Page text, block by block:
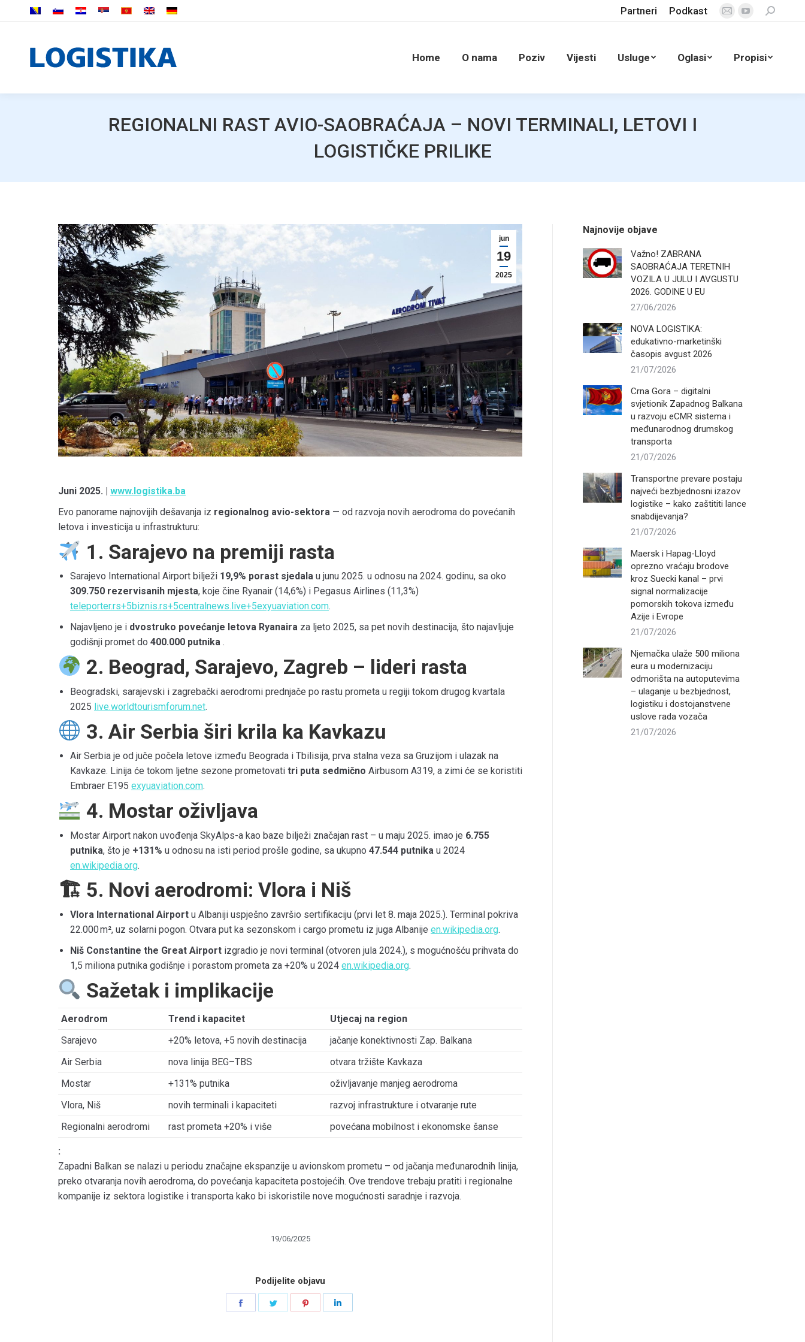
Partneri Podkast
Mail
window
YouTube
in
window
Search:
Home O nama Poziv Vijesti Usluge Oglasi Propisi
REGIONALNI RAST AVIO-SAOBRAĆAJA – NOVI TERMINALI, LETOVI I
LOGISTIČKE PRILIKE
jun
19
2025
Juni 2025. | www.logistika.ba
Evo panorame najnovijih dešavanja iz regionalnog avio-sektora — od razvoja novih aerodroma do povećanih
letova i investicija u infrastrukturu:
1. Sarajevo na premiji rasta
Sarajevo International Airport bilježi 19,9% porast sjedala u junu 2025. u odnosu na 2024. godinu, sa oko
309.750 rezervisanih mjesta, koje čine Ryanair (14,6%) i Pegasus Airlines (11,3%)
teleporter.rs+5biznis.rs+5centralnews.live+5exyuaviation.com.
Najavljeno je i dvostruko povećanje letova Ryanaira za ljeto 2025, sa pet novih destinacija, što najavljuje
godišnji promet do 400.000 putnika .
2. Beograd, Sarajevo, Zagreb – lideri rasta
Beogradski, sarajevski i zagrebački aerodromi prednjače po rastu prometa u regiji tokom drugog kvartala
2025 live.worldtourismforum.net.
3. Air Serbia širi krila ka Kavkazu
Air Serbia je od juče počela letove između Beograda i Tbilisija, prva stalna veza sa Gruzijom i ulazak na
Kavkaze. Linija će tokom ljetne sezone prometovati tri puta sedmično Airbusom A319, a zimi će se koristiti
Embraer E195 exyuaviation.com.
4. Mostar oživljava
Mostar Airport nakon uvođenja SkyAlps-a kao baze bilježi značajan rast – u maju 2025. imao je 6.755
putnika, što je +131% u odnosu na isti period prošle godine, sa ukupno 47.544 putnika u 2024
en.wikipedia.org.
🏗 5. Novi aerodromi: Vlora i Niš
Vlora International Airport u Albaniji uspješno završio sertifikaciju (prvi let 8. maja 2025.). Terminal pokriva
22.000 m², uz solarni pogon. Otvara put ka sezonskom i cargo prometu iz juga Albanije en.wikipedia.org.
Niš Constantine the Great Airport izgradio je novi terminal (otvoren jula 2024.), s mogućnošću prihvata do
1,5 miliona putnika godišnje i porastom prometa za +20% u 2024 en.wikipedia.org.
Sažetak i implikacije
Aerodrom Trend i kapacitet
Utjecaj na region
Sarajevo
+20% letova, +5 novih destinacija
jačanje konektivnosti Zap. Balkana
Air Serbia
nova linija BEG–TBS
otvara tržište Kavkaza
Mostar
+131% putnika
oživljavanje manjeg aerodroma
Vlora, Niš
novih terminali i kapaciteti
razvoj infrastrukture i otvaranje rute
Regionalni aerodromi
rast prometa +20% i više povećana mobilnost i ekonomske šanse
:
Zapadni Balkan se nalazi u periodu značajne ekspanzije u avionskom prometu – od jačanja međunarodnih linija,
preko otvaranja novih aerodroma, do povećanja kapaciteta postojećih. Ove trendove trebaju pratiti i regionalne
kompanije iz sektora logistike i transporta kako bi iskoristile nove mogućnosti saradnje i razvoja.
19/06/2025
Podijelite objavu
Share
Najnovije objave
Važno! ZABRANA
SAOBRAĆAJA TERETNIH
VOZILA U JULU I AVGUSTU
2026. GODINE U EU
27/06/2026
NOVA LOGISTIKA:
edukativno-marketinški
časopis avgust 2026
21/07/2026
Crna Gora – digitalni
svjetionik Zapadnog Balkana
u razvoju eCMR sistema i
međunarodnog drumskog
transporta
21/07/2026
Transportne prevare postaju
najveći bezbjednosni izazov
logistike – kako zaštititi lance
snabdijevanja?
21/07/2026
Maersk i Hapag-Lloyd
oprezno vraćaju brodove
kroz Suecki kanal – prvi
signal normalizacije
pomorskih tokova između
Azije i Evrope
21/07/2026
Njemačka ulaže 500 miliona
eura u modernizaciju
odmorišta na autoputevima
– ulaganje u bezbjednost,
logistiku i dostojanstvene
uslove rada vozača
21/07/2026